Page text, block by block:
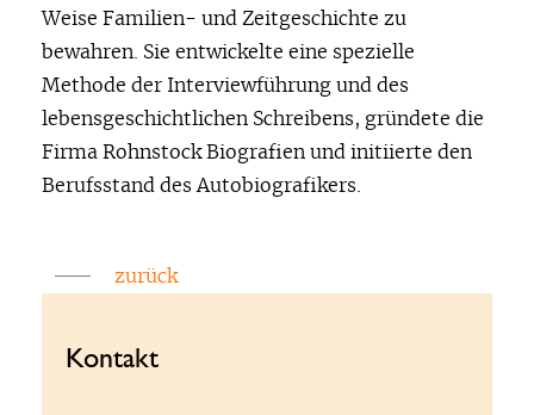
Weise Familien- und Zeitgeschichte zu
bewahren. Sie entwickelte eine spezielle
Methode der Interviewführung und des
lebensgeschichtlichen Schreibens, gründete die
Firma Rohnstock Biografien und initiierte den
Berufsstand des Autobiografikers.
zurück
Kontakt